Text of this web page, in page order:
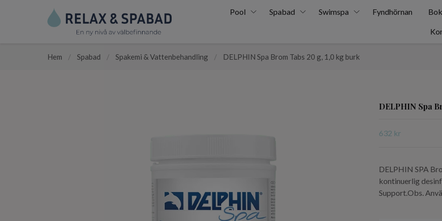
Pool Spabad Swimspa Fyndhörnan
Hem / Spabad / Spakemi & Vattenbehandling / DELPHIN Spa Brom Tabs 20 g, 1,0 kg burk
DELPHIN Spa
632 kr
DELPHIN SPA
kontinuerlig
Support.Obs.